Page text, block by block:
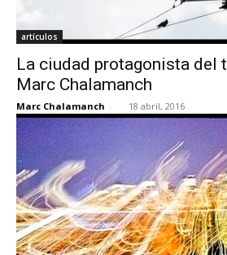
artículos
La ciudad protagonista del
Marc Chalamanch
Marc Chalamanch - 18 abril, 2016